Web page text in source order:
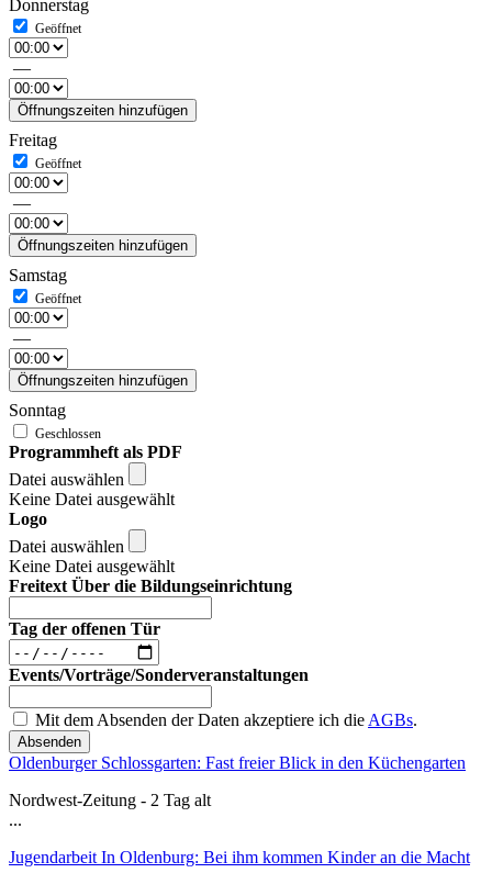
Donnerstag
—
Öffnungszeiten hinzufügen
Freitag
—
Öffnungszeiten hinzufügen
Samstag
—
Öffnungszeiten hinzufügen
Sonntag
Programmheft als PDF
Datei auswählen
Keine Datei ausgewählt
Logo
Datei auswählen
Keine Datei ausgewählt
Freitext Über die Bildungseinrichtung
Tag der offenen Tür
Events/Vorträge/Sonderveranstaltungen
Mit dem Absenden der Daten akzeptiere ich die AGBs.
Absenden
Oldenburger Schlossgarten: Fast freier Blick in den Küchengarten
Nordwest-Zeitung - 2 Tag alt
...
Jugendarbeit In Oldenburg: Bei ihm kommen Kinder an die Macht